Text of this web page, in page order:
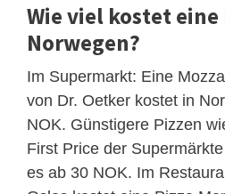
Wie viel kostet eine
Norwegen?
Im Supermarkt: Eine
von Dr. Oetker kostet in
NOK. Günstigere Pizzen
First Price der
es ab 30 NOK. Im